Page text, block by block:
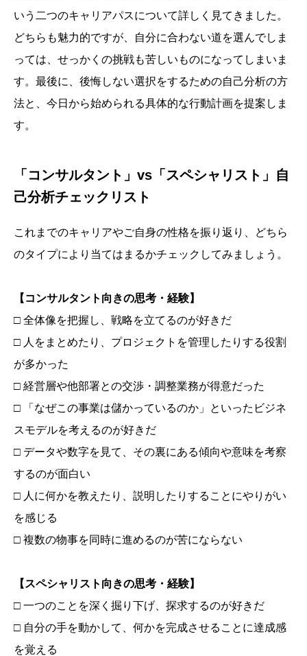
いう二つのキャリアパスについて詳しく見てきました。
どちらも魅力的ですが、自分に合わない道を選んでしま
っては、せっかくの挑戦も苦しいものになってしまいま
す。最後に、後悔しない選択をするための自己分析の方
法と、今日から始められる具体的な行動計画を提案しま
す。
「コンサルタント」vs「スペシャリスト」自
己分析チェックリスト
これまでのキャリアやご自身の性格を振り返り、どちら
のタイプにより当てはまるかチェックしてみましょう。
【コンサルタント向きの思考・経験】
□ 全体像を把握し、戦略を立てるのが好きだ
□ 人をまとめたり、プロジェクトを管理したりする役割
が多かった
□ 経営層や他部署との交渉・調整業務が得意だった
□ 「なぜこの事業は儲かっているのか」といったビジネ
スモデルを考えるのが好きだ
□ データや数字を見て、その裏にある傾向や意味を考察
するのが面白い
□ 人に何かを教えたり、説明したりすることにやりがい
を感じる
□ 複数の物事を同時に進めるのが苦にならない
【スペシャリスト向きの思考・経験】
□ 一つのことを深く掘り下げ、探求するのが好きだ
□ 自分の手を動かして、何かを完成させることに達成感
を覚える